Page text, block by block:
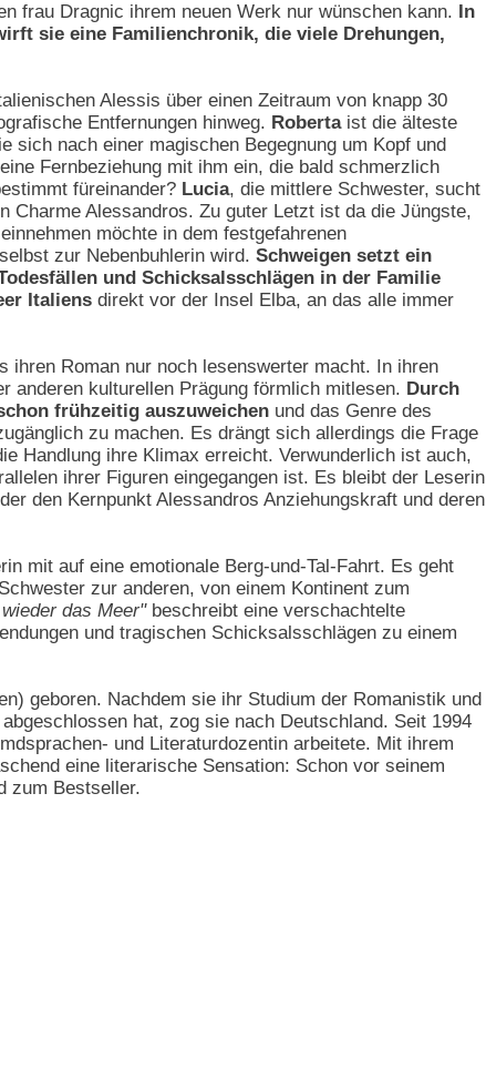
frau Dragnic ihrem neuen Werk nur wünschen kann. In
sie eine Familienchronik, die viele Drehungen,
Alessis über einen Zeitraum von knapp 30
Entfernungen hinweg. Robertaist die älteste
sich nach einer magischen Begegnung um Kopf und
Fernbeziehung mit ihm ein, die bald schmerzlich
füreinander? Lucia, die mittlere Schwester, sucht
Charme Alessandros. Zu guter Letzt ist da die Jüngste,
möchte in dem festgefahrenen
zur Nebenbuhlerin wird. Schweigen setzt ein
und Schicksalsschlägen in der Familie
Italiens direkt vor der Insel Elba, an das alle immer
Roman nur noch lesenswerter macht. In ihren
anderen kulturellen Prägung förmlich mitlesen. Durch
frühzeitig auszuweichen und das Genre des
zu machen. Es drängt sich allerdings die Frage
Handlung ihre Klimax erreicht. Verwunderlich ist auch,
ihrer Figuren eingegangen ist. Es bleibt der Leserin
den Kernpunkt Alessandros Anziehungskraft und deren
mit auf eine emotionale Berg-und-Tal-Fahrt. Es geht
zur anderen, von einem Kontinent zum
das Meer"beschreibt eine verschachtelte
und tragischen Schicksalsschlägen zu einem
geboren. Nachdem sie ihr Studium der Romanistik und
hat, zog sie nach Deutschland. Seit 1994
und Literaturdozentin arbeitete. Mit ihrem
eine literarische Sensation: Schon vor seinem
zum Bestseller.